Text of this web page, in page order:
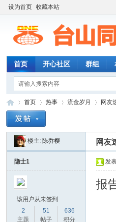
设为首页 收藏本站
首页 开心社区 群组
»
首页
›
热事
›
流金岁月 网友
楼主: 陈乔樱 网友
隐士1
该用户从未签到
2
主题
51
帖子
636
积分
发
报